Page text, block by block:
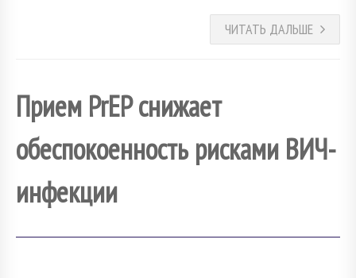
ЧИТАТЬ ДАЛЬШЕ
Прием PrEP снижает
обеспокоенность рисками ВИЧ-
инфекции